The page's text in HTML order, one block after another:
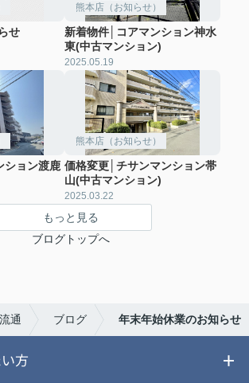
せ
熊本店（お知らせ）
新着物件│コアマンション神水
東(中古マンション)
2025.05.19
ション渡鹿
熊本店（お知らせ）
価格変更│チサンマンション帯
山(中古マンション)
2025.03.22
もっと見る
ブログトップへ
通 ブログ 年末年始休業のお知らせ
方